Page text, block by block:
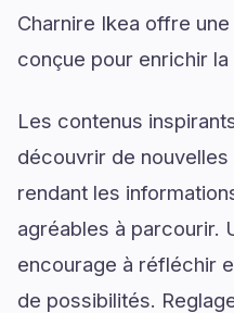
Charnire Ikea offre
conçue pour enrichir
Les contenus
découvrir de
rendant les
agréables à parcourir.
encourage à réfléchir
de possibilités.